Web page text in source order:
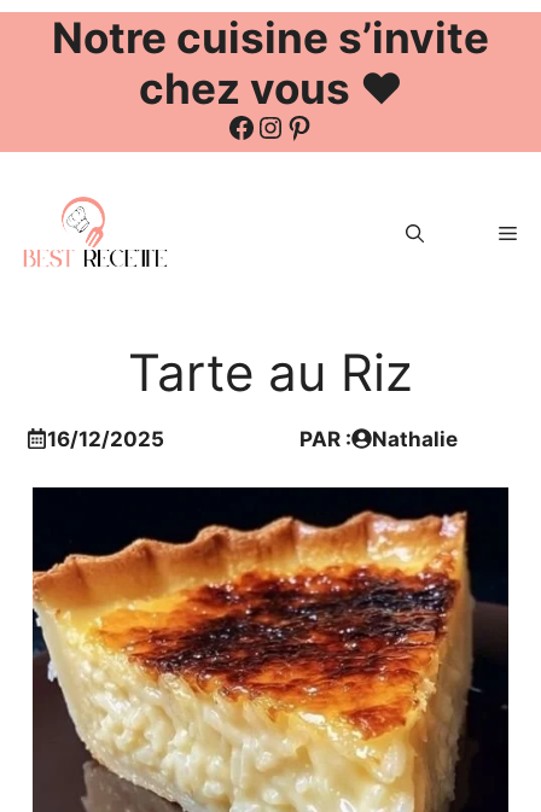
Notre cuisine s’invite
chez vous ❤️
Facebook
Instagram
Pinterest
contenu
Tarte au Riz
16/12/2025 PAR : Nathalie